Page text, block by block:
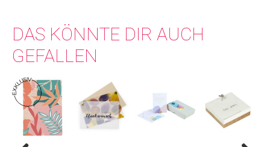
DAS KÖNNTE DIR AUCH
GEFALLEN